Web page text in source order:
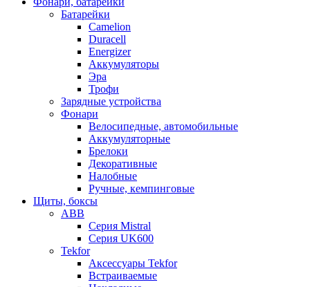
Батарейки
Camelion
Duracell
Energizer
Аккумуляторы
Эра
Трофи
Зарядные устройства
Фонари
Велосипедные, автомобильные
Аккумуляторные
Брелоки
Декоративные
Налобные
Ручные, кемпинговые
Щиты, боксы
ABB
Серия Mistral
Серия UK600
Tekfor
Аксессуары Tekfor
Встраиваемые